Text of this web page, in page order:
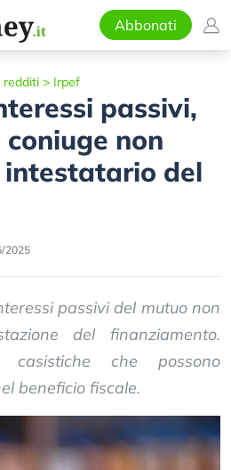
Abbonati
redditi > Irpef
passivi,
non
del
2025
passivi del mutuo non
del finanziamento.
che possono
beneficio fiscale.